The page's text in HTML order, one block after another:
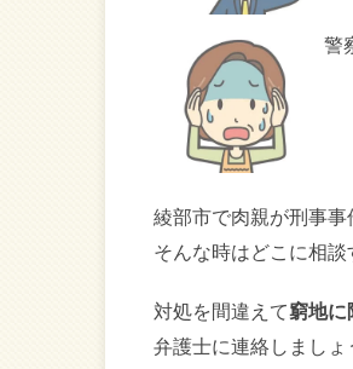
警
綾部市で肉親が刑事事
そんな時はどこに相
対処を間違えて窮地に
弁護士に連絡しましょ